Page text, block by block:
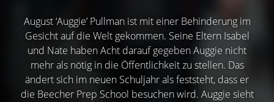
August ‘Auggie’ Pullman ist mit einer Behinderung im
Gesicht auf die Welt gekommen. Seine Eltern Isabel
und Nate haben Acht darauf gegeben Auggie nicht
mehr als nötig in die Öffentlichkeit zu stellen. Das
ändert sich im neuen Schuljahr als feststeht, dass er
die Beecher Prep School besuchen wird. Auggie sieht